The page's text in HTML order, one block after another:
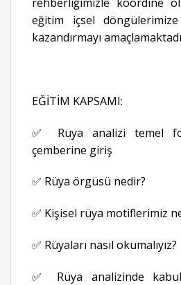
eğitim içsel
kazandırmayı
EĞİTİM KAPSAMI:
✅ Rüya analizi temel
çemberine giriş
✅ Rüya örgüsü nedir?
✅ Kişisel rüya motiflerimiz
✅ Rüyaları nasıl okumalıyız?
✅ Rüya analizinde